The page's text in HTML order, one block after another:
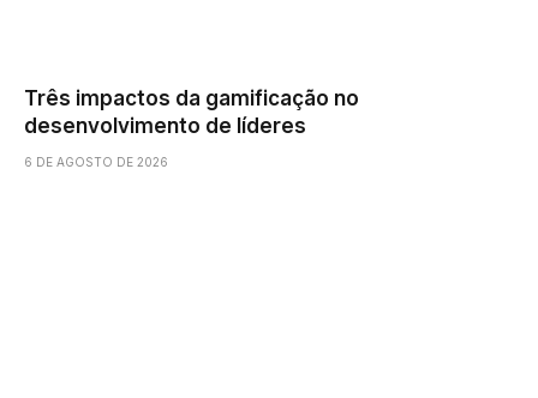
Três impactos da gamificação no
desenvolvimento de líderes
6 DE AGOSTO DE 2026